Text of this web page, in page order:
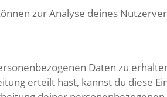
zur Analyse deines
Daten zu
erteilt hast, kannst du diese